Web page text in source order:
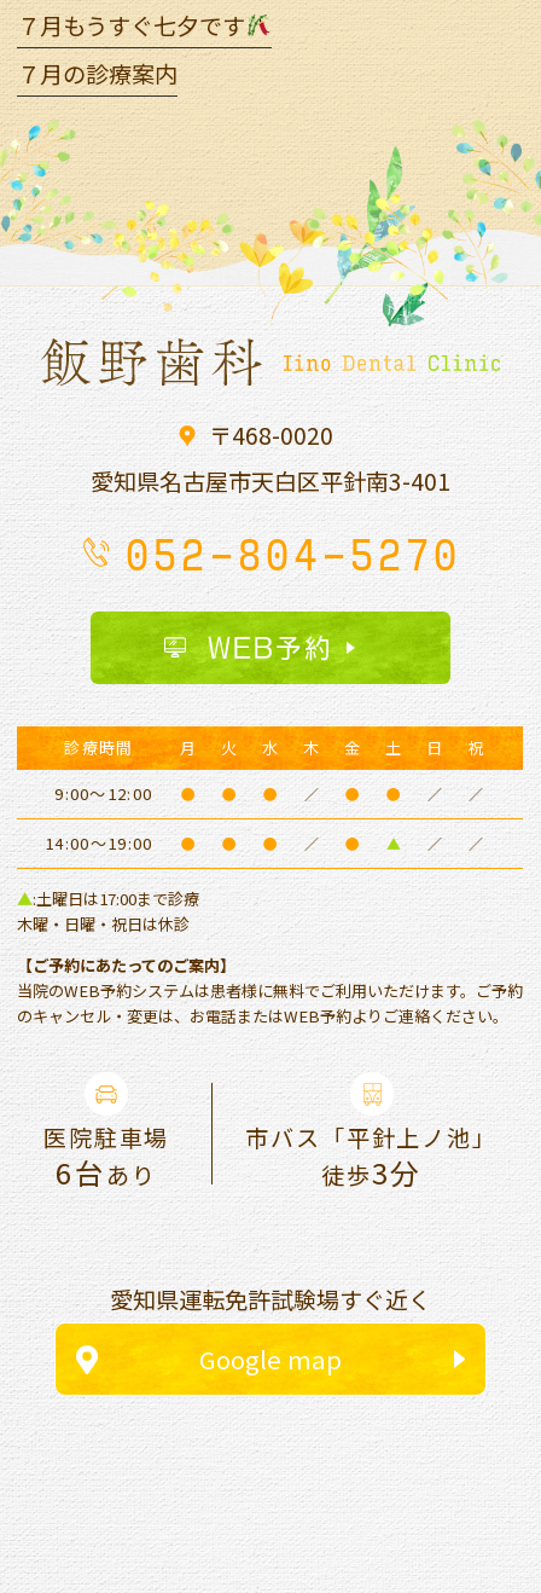
７月もうすぐ七夕です
７月の診療案内
〒468-0020
愛知県名古屋市天白区平針南3-401
052-804-5270
WEB予約
診療時間 月 火 水 木 金 土 日
祝
9:00～12:00
● ● ● ／ ● ● ／ ／
14:00～19:00 ● ● ● ／ ● ▲ ／ ／
▲:土曜日は17:00まで診療
木曜・日曜・祝日は休診
【ご予約にあたってのご案内】
当院のWEB予約システムは患者様に無料でご利用いただけます。ご予約
のキャンセル・変更は、お電話またはWEB予約よりご連絡ください。
医院駐車場
6台あり
市バス「平針上ノ池」
徒歩3分
愛知県運転免許試験場すぐ近く
Google map